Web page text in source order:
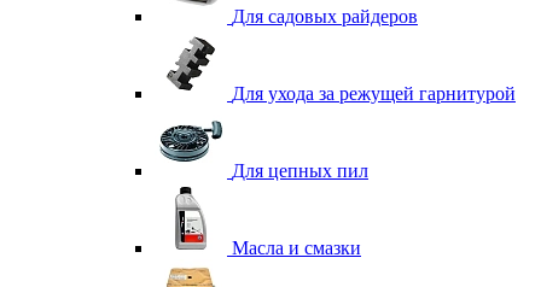
Для садовых райдеров
Для ухода за режущей гарнитурой
Для цепных пил
Масла и смазки